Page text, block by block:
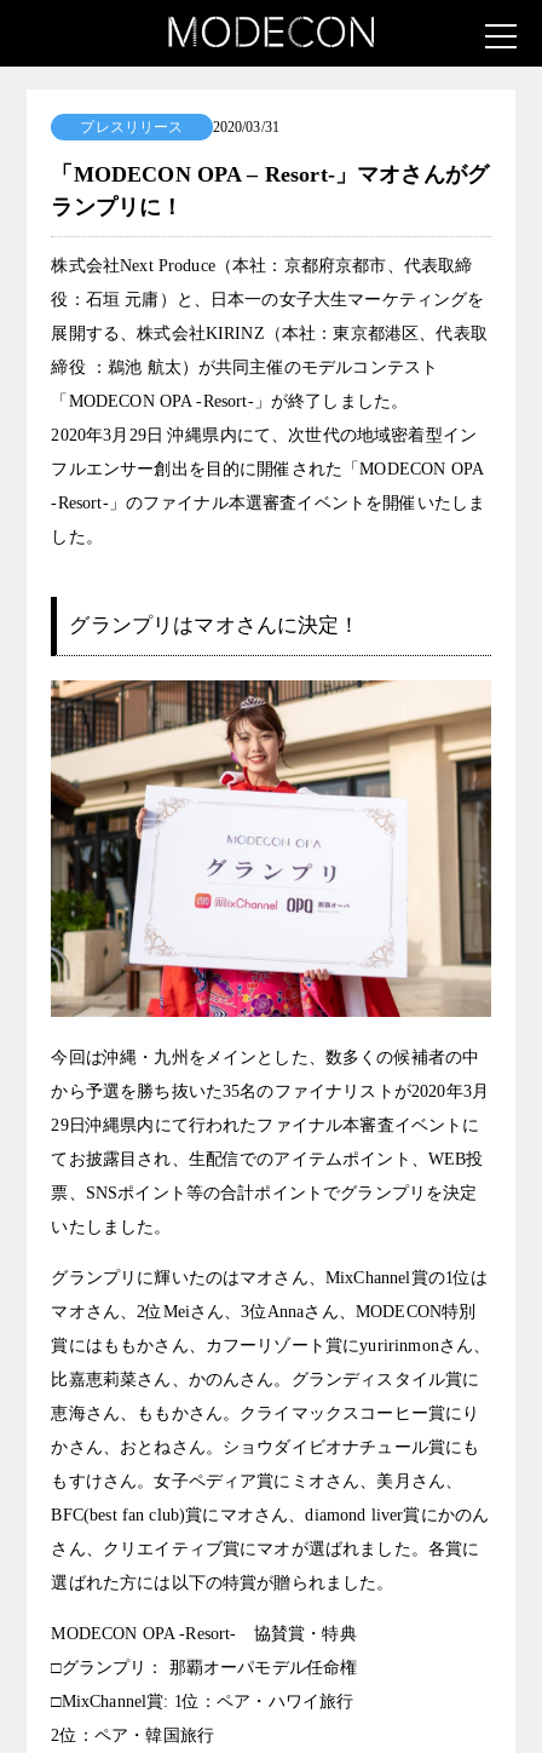
プレスリリース 2020/03/31
「MODECON OPA – Resort-」マオさんがグ
ランプリに！
株式会社Next Produce（本社：京都府京都市、代表取締
役：石垣 元庸）と、日本一の女子大生マーケティングを
展開する、株式会社KIRINZ（本社：東京都港区、代表取
締役 ：鵜池 航太）が共同主催のモデルコンテスト
「MODECON OPA -Resort-」が終了しました。
2020年3月29日 沖縄県内にて、次世代の地域密着型イン
フルエンサー創出を目的に開催された「MODECON OPA
-Resort-」のファイナル本選審査イベントを開催いたしま
した。
グランプリはマオさんに決定！
今回は沖縄・九州をメインとした、数多くの候補者の中
から予選を勝ち抜いた35名のファイナリストが2020年3月
29日沖縄県内にて行われたファイナル本審査イベントに
てお披露目され、生配信でのアイテムポイント、WEB投
票、SNSポイント等の合計ポイントでグランプリを決定
いたしました。
グランプリに輝いたのはマオさん、MixChannel賞の1位は
マオさん、2位Meiさん、3位Annaさん、MODECON特別
賞にはももかさん、カフーリゾート賞にyuririnmonさん、
比嘉恵莉菜さん、かのんさん。グランディスタイル賞に
恵海さん、ももかさん。クライマックスコーヒー賞にり
かさん、おとねさん。ショウダイビオナチュール賞にも
もすけさん。女子ペディア賞にミオさん、美月さん、
BFC(best fan club)賞にマオさん、diamond liver賞にかのん
さん、クリエイティブ賞にマオが選ばれました。各賞に
選ばれた方には以下の特賞が贈られました。
MODECON OPA -Resort- 協賛賞・特典
□グランプリ： 那覇オーパモデル任命権
□MixChannel賞: 1位：ペア・ハワイ旅行
2位：ペア・韓国旅行